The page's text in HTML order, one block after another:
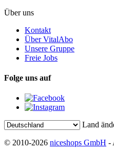
Über uns
Kontakt
Über VitalAbo
Unsere Gruppe
Freie Jobs
Folge uns auf
Land
© 2010-2026 niceshops GmbH -